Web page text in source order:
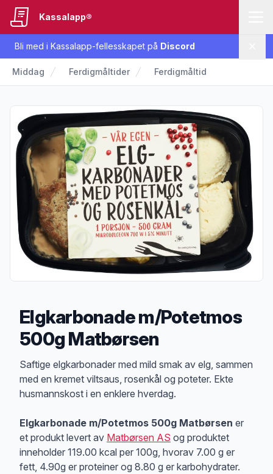
Bli med i Kassalapp-fellesskapet på Discord
Kassalapp®
Middag Ferdigmåltider Ferdigmåltid
Elgkarbonade m/Potetmos
500g Matbørsen
Produktbeskrivelse
Saftige elgkarbonader med mild smak av elg, sammen
med en kremet viltsaus, rosenkål og poteter. Ekte
husmannskost i en enklere hverdag.
Elgkarbonade m/Potetmos 500g Matbørsen er
et produkt levert av Matbørsen AS og produktet
inneholder 119.00 kcal per 100g, hvorav 7.00 g er
fett, 4.90g er proteiner og 8.80 g er karbohydrater.